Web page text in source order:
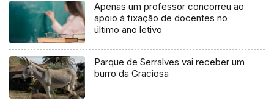
Apenas um professor concorreu ao
apoio à fixação de docentes no
último ano letivo
Parque de Serralves vai receber um
burro da Graciosa